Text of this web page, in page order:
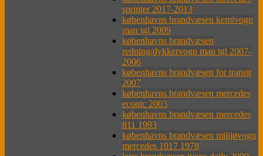
sprinter 2017-2013
københavns brandvæsen kemivogn
man tgl 2009
københavns brandvæsen
redning/dykkervogn man tgl 2007-
2006
københavns brandvæsen for transit
2007
københavns brandvæsen mercedes
econic 2003
københavns brandvæsen mercedes
811 1993
københavns brandvæsen milijøvogn
mercedes 1017 1978